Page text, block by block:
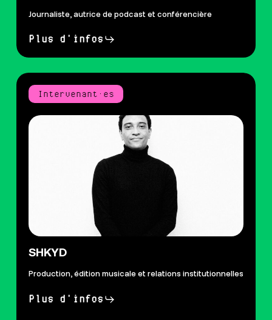
Journaliste, autrice de podcast et conférencière
Plus d'infos
Intervenant·es
SHKYD
Production, édition musicale et relations institutionnelles
Plus d'infos